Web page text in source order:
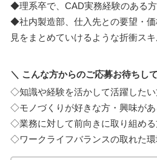
◆理系卒で、CAD実務経験のある方
◆社内製造部、仕入先との要望・
見をまとめていけるような折衝ス
＼ こんな方からのご応募お待ちし
◇知識や経験を活かして活躍した
◇モノづくりが好きな方・興味が
◇業務に対して前向きに取り組め
◇ワークライフバランスの取れた